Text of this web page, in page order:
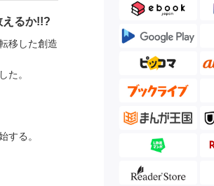
るか!!?
移した創造
た。
する。